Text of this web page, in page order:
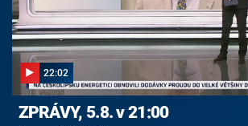
22:02
ZPRÁVY, 5.8. v 21:00